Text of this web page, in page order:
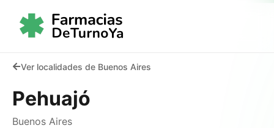
Ver localidades de Buenos Aires
Pehuajó
Buenos Aires